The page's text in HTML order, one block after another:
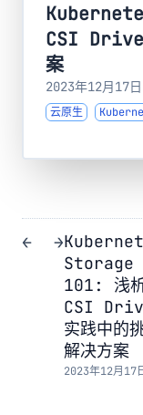
CSI
案
2023年12月17日
云原生
← →
Storage
101: 浅
CSI
实践中的
解决方案
2023年12月17